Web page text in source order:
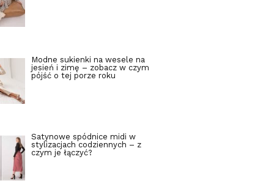
Modne sukienki na wesele na
jesień i zimę – zobacz w czym
pójść o tej porze roku
Satynowe spódnice midi w
stylizacjach codziennych – z
czym je łączyć?